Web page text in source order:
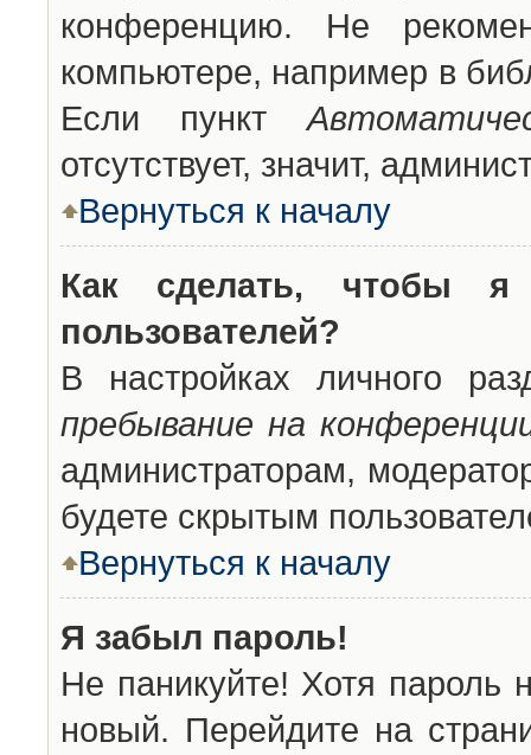
конференцию. Не
компьютере, например в
Если пункт
отсутствует, значит,
Вернуться к началу
Как сделать, чтобы
пользователей?
В настройках личного
пребывание на
администраторам,
будете скрытым
Вернуться к началу
Я забыл пароль!
Не паникуйте! Хотя пароль
новый. Перейдите на